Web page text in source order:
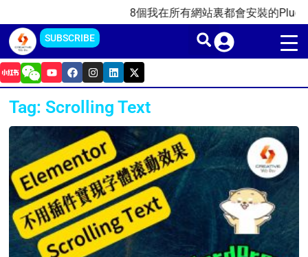
content
8個我在所有網站裏都會安裝的
SUBSCRIBE
Y
o
u
u
e
F
a
c
b
o
k
I
n
s
t
a
r
a
m
L
i
n
e
d
i
n
X
-
t
i
t
e
r
Tag: Scrolling Text